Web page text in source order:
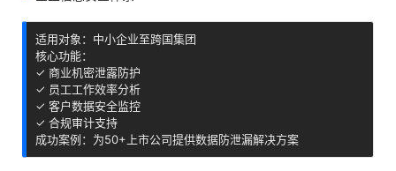
适用对象：中小企业至跨国集团
核心功能：
✓ 商业机密泄露防护
✓ 员工工作效率分析
✓ 客户数据安全监控
✓ 合规审计支持
成功案例：为50+上市公司提供数据防泄漏解决方案